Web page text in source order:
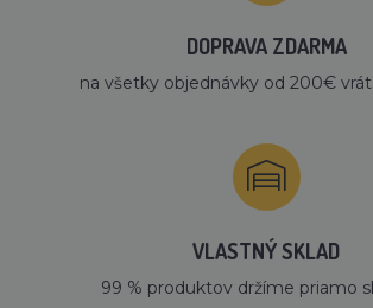
DOPRAVA ZDARMA
na všetky objednávky od 200€
VLASTNÝ SKLAD
99 % produktov držíme priamo